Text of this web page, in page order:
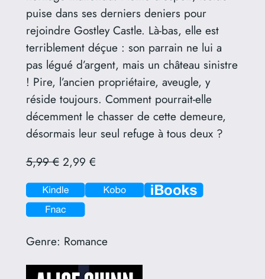
puise dans ses derniers deniers pour
rejoindre Gostley Castle. Là-bas, elle est
terriblement déçue : son parrain ne lui a
pas légué d’argent, mais un château sinistre
! Pire, l’ancien propriétaire, aveugle, y
réside toujours. Comment pourrait-elle
décemment le chasser de cette demeure,
désormais leur seul refuge à tous deux ?
5,99 €2,99 €
Genre: Romance